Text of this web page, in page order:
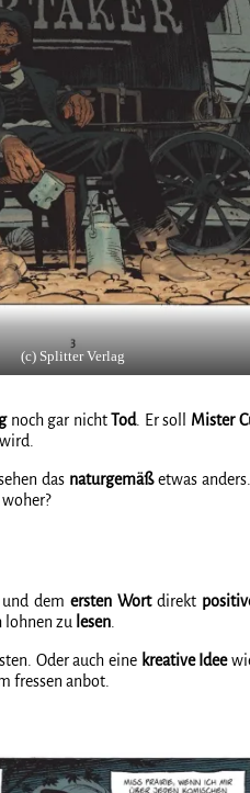
(c) Splitter Verlag
noch gar nichtTod. Er soll Mister
das naturgemäßetwas
und demersten Wortdirekt
lohnen zu lesen
Oder auch eine kreative Idee
fressen anbot.